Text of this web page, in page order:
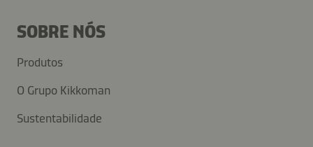
SOBRE NÓS
Produtos
O Grupo Kikkoman
Sustentabilidade